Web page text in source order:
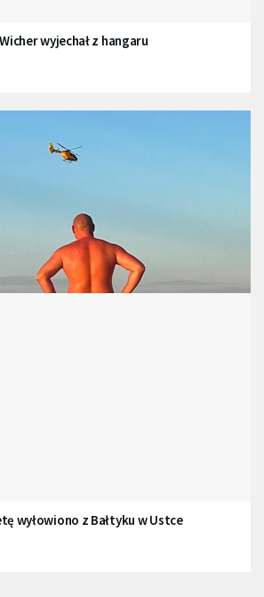
wyjechał z hangaru
wyłowiono z Bałtyku w Ustce